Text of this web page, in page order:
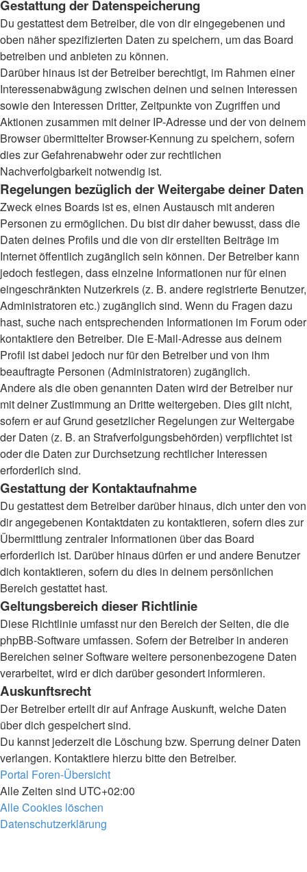
Gestattung der Datenspeicherung
Du gestattest dem Betreiber, die von dir eingegebenen und
oben näher spezifizierten Daten zu speichern, um das Board
betreiben und anbieten zu können.
Darüber hinaus ist der Betreiber berechtigt, im Rahmen einer
Interessenabwägung zwischen deinen und seinen Interessen
sowie den Interessen Dritter, Zeitpunkte von Zugriffen und
Aktionen zusammen mit deiner IP-Adresse und der von deinem
Browser übermittelter Browser-Kennung zu speichern, sofern
dies zur Gefahrenabwehr oder zur rechtlichen
Nachverfolgbarkeit notwendig ist.
Regelungen bezüglich der Weitergabe deiner Daten
Zweck eines Boards ist es, einen Austausch mit anderen
Personen zu ermöglichen. Du bist dir daher bewusst, dass die
Daten deines Profils und die von dir erstellten Beiträge im
Internet öffentlich zugänglich sein können. Der Betreiber kann
jedoch festlegen, dass einzelne Informationen nur für einen
eingeschränkten Nutzerkreis (z. B. andere registrierte Benutzer,
Administratoren etc.) zugänglich sind. Wenn du Fragen dazu
hast, suche nach entsprechenden Informationen im Forum oder
kontaktiere den Betreiber. Die E-Mail-Adresse aus deinem
Profil ist dabei jedoch nur für den Betreiber und von ihm
beauftragte Personen (Administratoren) zugänglich.
Andere als die oben genannten Daten wird der Betreiber nur
mit deiner Zustimmung an Dritte weitergeben. Dies gilt nicht,
sofern er auf Grund gesetzlicher Regelungen zur Weitergabe
der Daten (z. B. an Strafverfolgungsbehörden) verpflichtet ist
oder die Daten zur Durchsetzung rechtlicher Interessen
erforderlich sind.
Gestattung der Kontaktaufnahme
Du gestattest dem Betreiber darüber hinaus, dich unter den von
dir angegebenen Kontaktdaten zu kontaktieren, sofern dies zur
Übermittlung zentraler Informationen über das Board
erforderlich ist. Darüber hinaus dürfen er und andere Benutzer
dich kontaktieren, sofern du dies in deinem persönlichen
Bereich gestattet hast.
Geltungsbereich dieser Richtlinie
Diese Richtlinie umfasst nur den Bereich der Seiten, die die
phpBB-Software umfassen. Sofern der Betreiber in anderen
Bereichen seiner Software weitere personenbezogene Daten
verarbeitet, wird er dich darüber gesondert informieren.
Auskunftsrecht
Der Betreiber erteilt dir auf Anfrage Auskunft, welche Daten
über dich gespeichert sind.
Du kannst jederzeit die Löschung bzw. Sperrung deiner Daten
verlangen. Kontaktiere hierzu bitte den Betreiber.
Portal Foren-Übersicht
Alle Zeiten sind UTC+02:00
Alle Cookies löschen
Datenschutzerklärung